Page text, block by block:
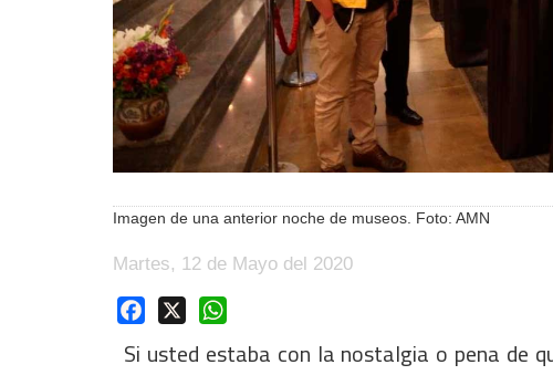
Imagen de una anterior noche de museos. Foto: AMN
Martes, 12 de Mayo del 2020
Facebook
Si usted estaba con la nostalgia o pena de